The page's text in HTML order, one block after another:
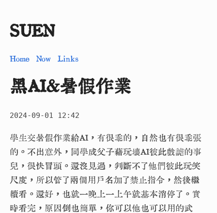
SUEN
Home Now Links
黑AI&暑假作業
2024-09-01 12:42
學生交暑假作業給AI，有很乖的，自然也有很乖張
的。不出意外，同學成父子藉玩壞AI彼此戲謔的事
兒，很快冒頭。還沒見過，判斷不了他們彼此玩笑
尺度，所以管了兩個用戶名加了禁止指令，然後繼
續看。還好，也就一晚上一上午就基本消停了。實
時看完，原因倒也簡單，你可以他也可以用的武